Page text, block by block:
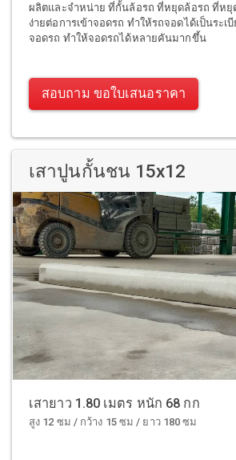
ผลิตและจำหน่าย ที่กั้นล้อรถ ที่หยุดล้อรถ ที่หยุ
ง่ายต่อการเข้าจอดรถ ทำให้รถจอดได้เป็นระ
จอดรถ ทำให้จอดรถได้หลายคันมากขึ้น
สอบถาม ขอใบเสนอราคา
เสาปูนกั้นชน 15x12
เสายาว 1.80 เมตร หนัก 68 กก
สูง 12 ซม / กว้าง 15 ซม / ยาว 180 ซม